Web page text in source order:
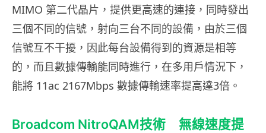
MIMO 第二代晶片，提供更高速的連接，同時發出
三個不同的信號，射向三台不同的設備，由於三個
信號互不干擾，因此每台設備得到的資源是相等
的，而且數據傳輸能同時進行，在多用戶情況下，
能將 11ac 2167Mbps 數據傳輸速率提高達3倍。
Broadcom NitroQAM技術 無線速度提